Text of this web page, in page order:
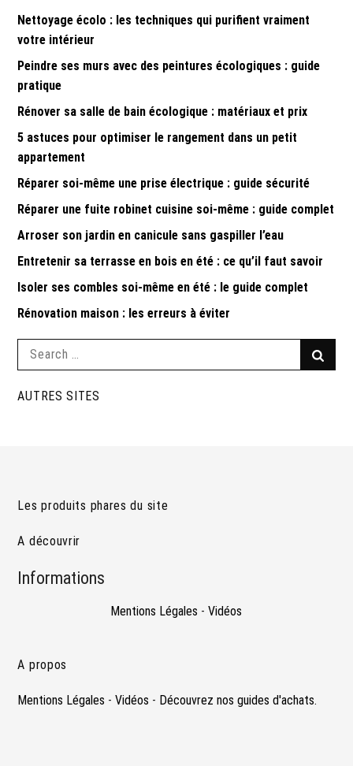
Nettoyage écolo : les techniques qui purifient vraiment
votre intérieur
Peindre ses murs avec des peintures écologiques : guide
pratique
Rénover sa salle de bain écologique : matériaux et prix
5 astuces pour optimiser le rangement dans un petit
appartement
Réparer soi-même une prise électrique : guide sécurité
Réparer une fuite robinet cuisine soi-même : guide complet
Arroser son jardin en canicule sans gaspiller l’eau
Entretenir sa terrasse en bois en été : ce qu’il faut savoir
Isoler ses combles soi-même en été : le guide complet
Rénovation maison : les erreurs à éviter
Search
AUTRES SITES
Les produits phares du site
A découvrir
Informations
Mentions Légales -Vidéos
A propos
Mentions Légales -Vidéos - Découvrez nos guides d'achats.